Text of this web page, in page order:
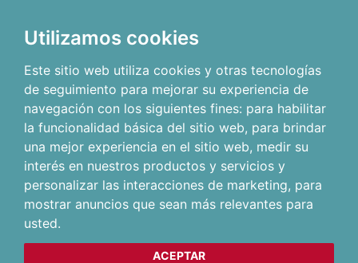
Utilizamos cookies
Este sitio web utiliza cookies y otras tecnologías
de seguimiento para mejorar su experiencia de
navegación con los siguientes fines: para habilitar
la funcionalidad básica del sitio web, para brindar
una mejor experiencia en el sitio web, medir su
interés en nuestros productos y servicios y
personalizar las interacciones de marketing, para
mostrar anuncios que sean más relevantes para
usted.
ACEPTAR